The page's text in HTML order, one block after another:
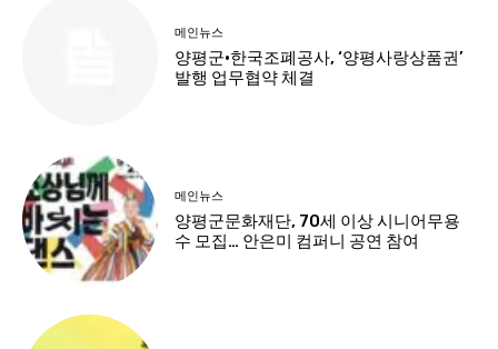
메인뉴스
양평군·한국조폐공사, ‘양평사랑상품권’
발행 업무협약 체결
메인뉴스
양평군문화재단, 70세 이상 시니어무용
수 모집… 안은미 컴퍼니 공연 참여